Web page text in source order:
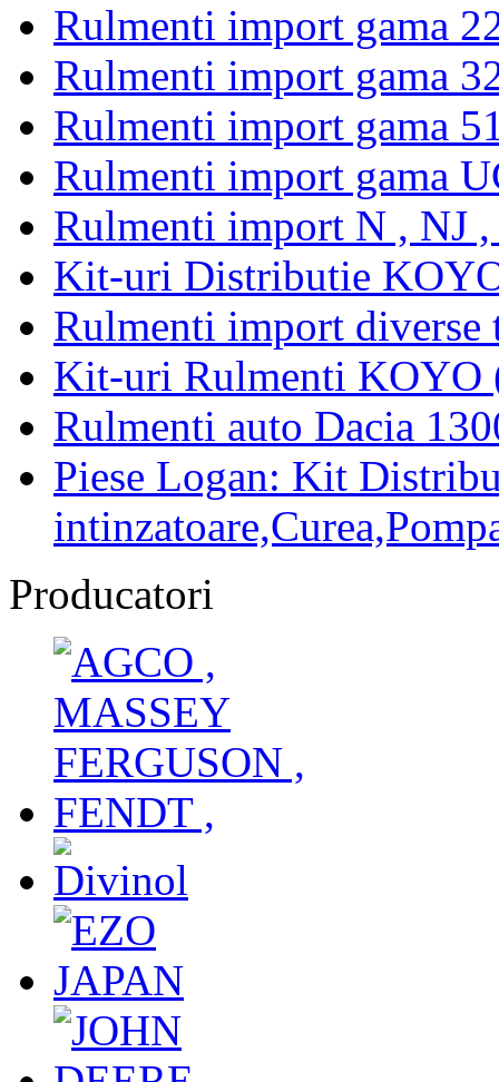
Rulmenti import gama
Rulmenti import gama
Rulmenti import gama
Rulmenti import gama
Rulmenti import N , NJ
Kit-uri Distributie
Rulmenti import
Kit-uri Rulmenti KOYO
Rulmenti auto Dacia
Piese Logan: Kit
Producatori